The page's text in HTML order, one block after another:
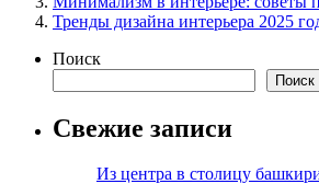
Тренды дизайна интерьера 2025
Поиск
Поиск
Свежие записи
Из центра в столицу